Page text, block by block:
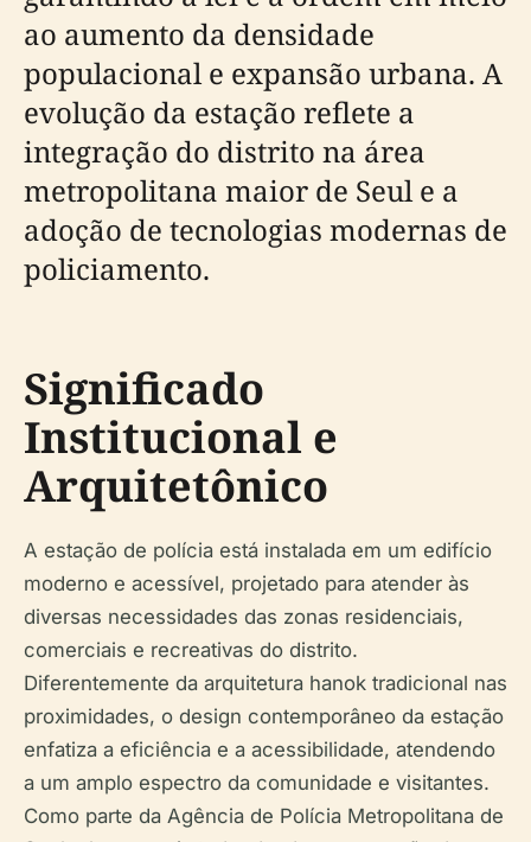
ao aumento da densidade
populacional e expansão urbana. A
evolução da estação reflete a
integração do distrito na área
metropolitana maior de Seul e a
adoção de tecnologias modernas de
policiamento.
Significado
Institucional e
Arquitetônico
A estação de polícia está instalada em um edifício
moderno e acessível, projetado para atender às
diversas necessidades das zonas residenciais,
comerciais e recreativas do distrito.
Diferentemente da arquitetura hanok tradicional nas
proximidades, o design contemporâneo da estação
enfatiza a eficiência e a acessibilidade, atendendo
a um amplo espectro da comunidade e visitantes.
Como parte da Agência de Polícia Metropolitana de